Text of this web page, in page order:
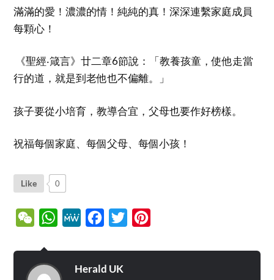
滿滿的愛！濃濃的情！純純的真！深深連繫家庭成員
每顆心！
《聖經‧箴言》廿二章6節說：「教養孩童，使他走當
行的道，就是到老他也不偏離。」
孩子要從小培育，教導合宜，父母也要作好榜樣。
祝福每個家庭、每個父母、每個小孩！
Like 0
WeChatWhatsApp
MeWe Facebook
Twitter
Herald UK